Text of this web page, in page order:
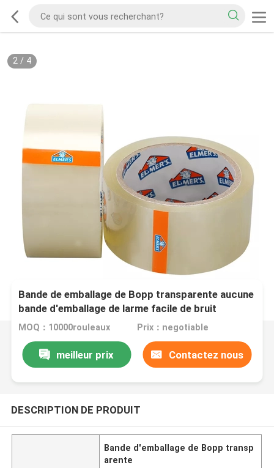
2/ 4
Bande de emballage de Bopp transparente aucune
bande d'emballage de larme facile de bruit
MOQ：10000rouleaux Prix：negotiable
meilleur prix Contactez nous
DESCRIPTION DE PRODUIT
Bande d'emballage de Bopp transp
arente